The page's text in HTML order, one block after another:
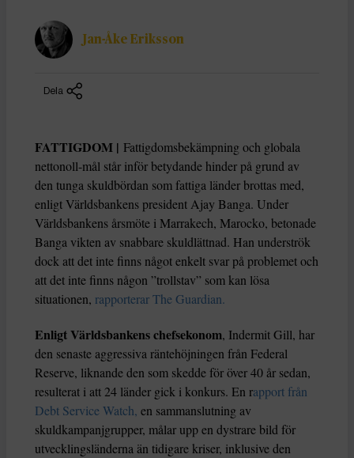
Jan-Åke Eriksson
Dela
FATTIGDOM | Fattigdomsbekämpning och globala
nettonoll-mål står inför betydande hinder på grund av
den tunga skuldbördan som fattiga länder brottas med,
enligt Världsbankens president Ajay Banga. Under
Världsbankens årsmöte i Marrakech, Marocko, betonade
Banga vikten av snabbare skuldlättnad. Han underströk
dock att det inte finns något enkelt svar på problemet och
att det inte finns någon ”trollstav” som kan lösa
situationen, rapporterar The Guardian.
Enligt Världsbankens chefsekonom, Indermit Gill, har
den senaste aggressiva räntehöjningen från Federal
Reserve, liknande den som skedde för över 40 år sedan,
resulterat i att 24 länder gick i konkurs. En rapport från
Debt Service Watch, en sammanslutning av
skuldkampanjgrupper, målar upp en dystrare bild för
utvecklingsländerna än tidigare kriser, inklusive den